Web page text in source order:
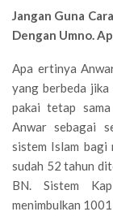
Jangan Guna
Dengan Umno.
Apa ertinya
yang berbeda jika
pakai tetap
Anwar sebagai
sistem Islam bagi
sudah 52 tahun
BN. Sistem
menimbulkan